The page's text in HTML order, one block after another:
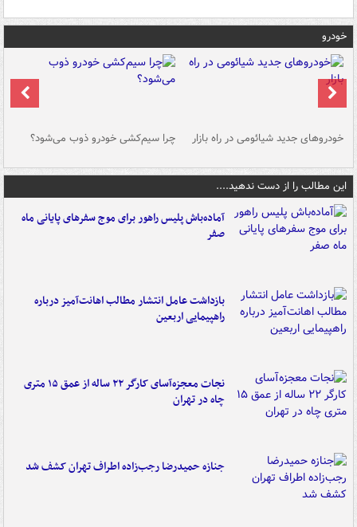
خودرو
خودروهای جدید شیائومی در راه بازار چرا سیم‌کشی خودرو ذوب می‌شود؟
این مطالب را از دست ندهید....
آماده‌باش پلیس راهور برای موج سفرهای پایانی ماه
صفر
بازداشت عامل انتشار مطالب اهانت‌آمیز درباره
راهپیمایی اربعین
نجات معجزه‌آسای کارگر ۲۲ ساله از عمق ۱۵ متری
چاه در تهران
جنازه حمیدرضا رجب‌زاده اطراف تهران کشف شد